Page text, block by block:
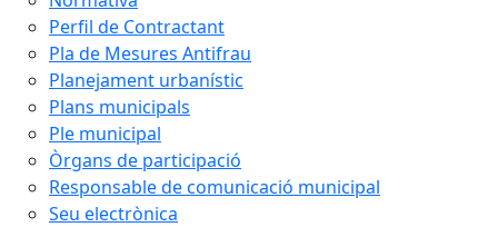
Perfil de Contractant
Pla de Mesures Antifrau
Planejament urbanístic
Plans municipals
Ple municipal
Òrgans de participació
Responsable de comunicació municipal
Seu electrònica